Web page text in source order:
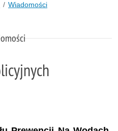
Wiadomości